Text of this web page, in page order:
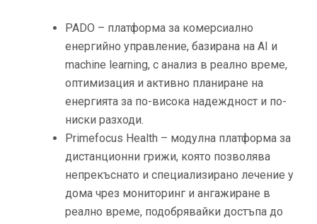
PADO – платформа за комерсиално
енергийно управление, базирана на AI и
machine learning, с анализ в реално време,
оптимизация и активно планиране на
енергията за по-висока надеждност и по-
ниски разходи.
Primefocus Health – модулна платформа за
дистанционни грижи, която позволява
непрекъснато и специализирано лечение у
дома чрез мониторинг и ангажиране в
реално време, подобрявайки достъпа до